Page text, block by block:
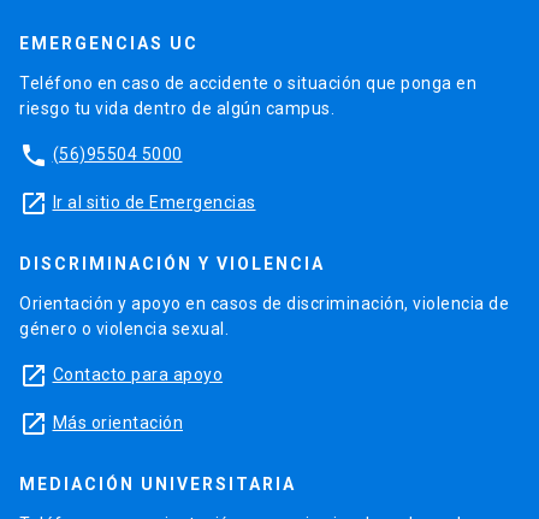
EMERGENCIAS UC
Teléfono en caso de accidente o situación que ponga en
riesgo tu vida dentro de algún campus.
phone (56)95504 5000
launch Ir al sitio de Emergencias
DISCRIMINACIÓN Y VIOLENCIA
Orientación y apoyo en casos de discriminación, violencia de
género o violencia sexual.
launch Contacto para apoyo
launch Más orientación
MEDIACIÓN UNIVERSITARIA